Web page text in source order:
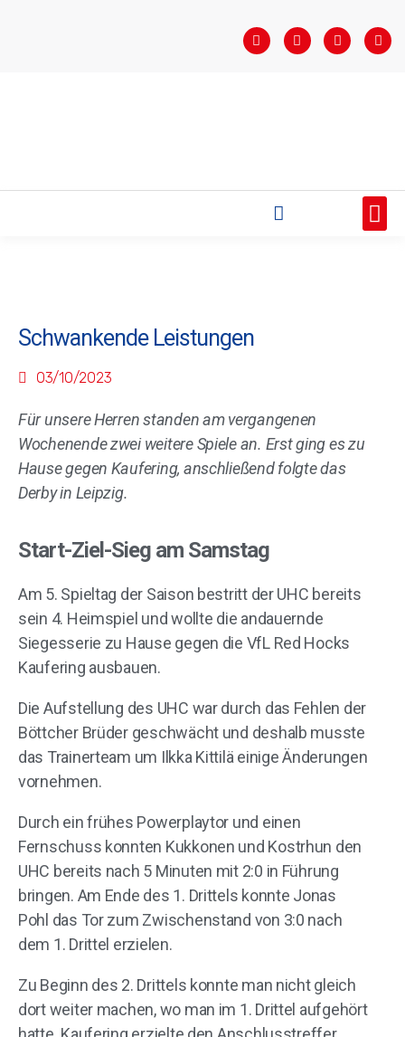
Schwankende Leistungen
03/10/2023
Für unsere Herren standen am vergangenen
Wochenende zwei weitere Spiele an. Erst ging es zu
Hause gegen Kaufering, anschließend folgte das
Derby in Leipzig.
Start-Ziel-Sieg am Samstag
Am 5. Spieltag der Saison bestritt der UHC bereits
sein 4. Heimspiel und wollte die andauernde
Siegesserie zu Hause gegen die VfL Red Hocks
Kaufering ausbauen.
Die Aufstellung des UHC war durch das Fehlen der
Böttcher Brüder geschwächt und deshalb musste
das Trainerteam um Ilkka Kittilä einige Änderungen
vornehmen.
Durch ein frühes Powerplaytor und einen
Fernschuss konnten Kukkonen und Kostrhun den
UHC bereits nach 5 Minuten mit 2:0 in Führung
bringen. Am Ende des 1. Drittels konnte Jonas
Pohl das Tor zum Zwischenstand von 3:0 nach
dem 1. Drittel erzielen.
Zu Beginn des 2. Drittels konnte man nicht gleich
dort weiter machen, wo man im 1. Drittel aufgehört